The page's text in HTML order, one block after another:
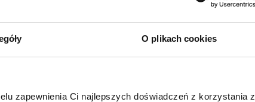
O plikach cookies
zapewnienia Ci najlepszych doświadczeń z korzystania z
18,99 zł
DO KOSZYKA